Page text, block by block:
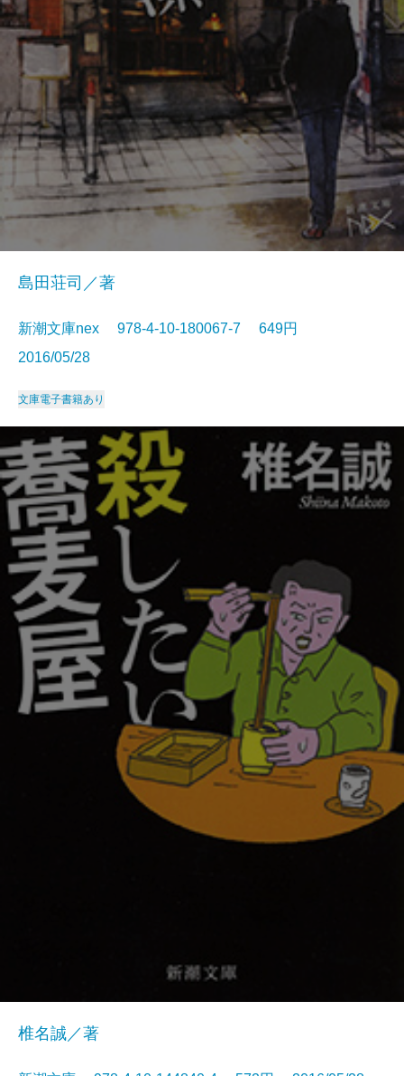
島田荘司／著
新潮文庫nex 978-4-10-180067-7 649円
2016/05/28
文庫電子書籍あり
椎名誠／著